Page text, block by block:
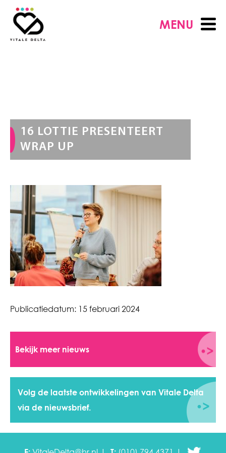
MENU
16 LOTTIE PRESENTEERT
WRAP UP
Publicatiedatum: 15 februari 2024
Bekijk meer nieuws
Volg de laatste ontwikkelingen van Vitale Delta
via de nieuwsbrief.